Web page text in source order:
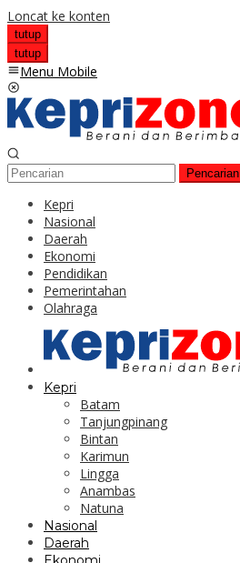
Loncat ke konten
tutup
tutup
Menu Mobile
Pencarian
Kepri
Nasional
Daerah
Ekonomi
Pendidikan
Pemerintahan
Olahraga
Kepri
Batam
Tanjungpinang
Bintan
Karimun
Lingga
Anambas
Natuna
Nasional
Daerah